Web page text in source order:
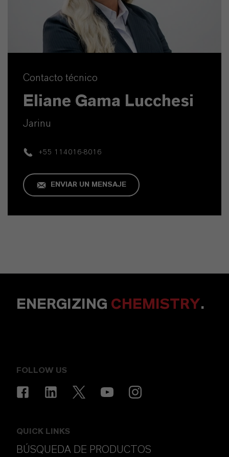
Contacto técnico
Eliane Gama Lucchesi
Jarinu
+55 114016-8016
ENVIAR UN MENSAJE
ENERGIZING CHEMISTRY.
FOLLOW US
QUICK LINKS
BÚSQUEDA DE PRODUCTOS